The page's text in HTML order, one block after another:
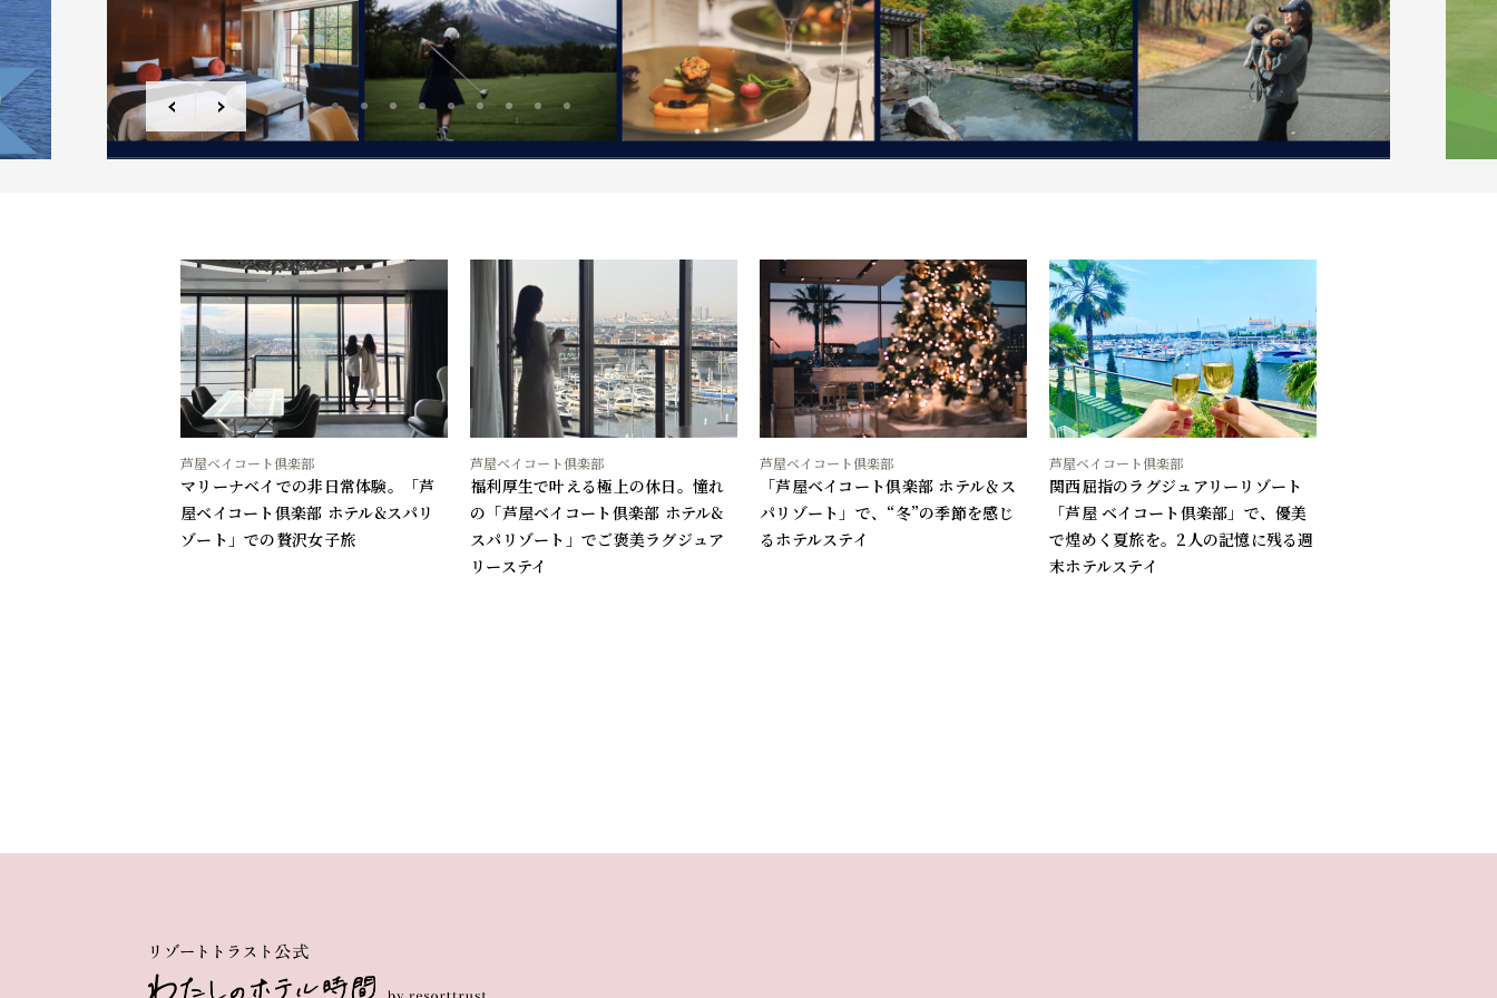
4 8 9 11
芦屋ベイコート倶楽部
マリーナベイでの非日常体験。「芦
屋ベイコート倶楽部 ホテル&スパリ
ゾート」での贅沢女子旅
芦屋ベイコート倶楽部
福利厚生で叶える極上の休日。憧れ
の「芦屋ベイコート倶楽部 ホテル&
スパリゾート」でご褒美ラグジュア
リーステイ
芦屋ベイコート倶楽部
「芦屋ベイコート倶楽部 ホテル＆ス
パリゾート」で、“冬”の季節を感じ
るホテルステイ
芦屋ベイコート倶楽部
関西屈指のラグジュアリーリゾート
「芦屋 ベイコート倶楽部」で、優美
で煌めく夏旅を。2人の記憶に残る週
末ホテルステイ